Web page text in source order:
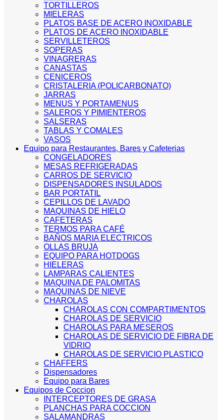
TORTILLEROS
MIELERAS
PLATOS BASE DE ACERO INOXIDABLE
PLATOS DE ACERO INOXIDABLE
SERVILLETEROS
SOPERAS
VINAGRERAS
CANASTAS
CENICEROS
CRISTALERIA (POLICARBONATO)
JARRAS
MENUS Y PORTAMENUS
SALEROS Y PIMIENTEROS
SALSERAS
TABLAS Y COMALES
VASOS
Equipo para Restaurantes, Bares y Cafeterias
CONGELADORES
MESAS REFRIGERADAS
CARROS DE SERVICIO
DISPENSADORES INSULADOS
BAR PORTATIL
CEPILLOS DE LAVADO
MAQUINAS DE HIELO
CAFETERAS
TERMOS PARA CAFÉ
BAÑOS MARIA ELECTRICOS
OLLAS BRUJA
EQUIPO PARA HOTDOGS
HIELERAS
LAMPARAS CALIENTES
MAQUINA DE PALOMITAS
MAQUINAS DE NIEVE
CHAROLAS
CHAROLAS CON COMPARTIMENTOS
CHAROLAS DE SERVICIO
CHAROLAS PARA MESEROS
CHAROLAS DE SERVICIO DE FIBRA DE
VIDRIO
CHAROLAS DE SERVICIO PLASTICO
CHAFFERS
Dispensadores
Equipo para Bares
Equipos de Coccion
INTERCEPTORES DE GRASA
PLANCHAS PARA COCCION
SALAMANDRAS